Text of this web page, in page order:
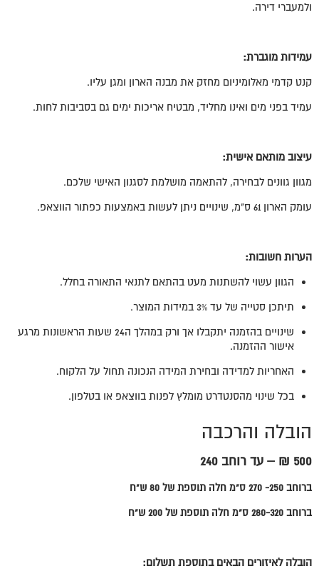
ולמעברי דירה.
עמידות מוגברת:
קנט קדמי מאלומיניום מחזק את מבנה הארון ומגן עליו.
עמיד בפני מים ואינו מחליד, מבטיח אריכות ימים גם בסביבות לחות.
עיצוב מותאם אישית:
מגוון גוונים לבחירה, להתאמה מושלמת לסגנון האישי שלכם.
עומק הארון 61 ס"מ, שינויים ניתן לעשות באמצעות כפתור הווצאפ.
הערות חשובות:
הגוון עשוי להשתנות מעט בהתאם לתנאי התאורה בחלל.
תיתכן סטייה של עד 3% במידות המוצר.
שינויים בהזמנה יתקבלו אך ורק במהלך ה24 שעות הראשונות מרגע
אישור ההזמנה.
האחריות למדידה ובחירת המידה הנכונה תחול על הלקוח.
בכל שינוי מהסנטדרט מומלץ לפנות בווצאפ או בטלפון.
הובלה והרכבה
500 ₪ – עד רוחב 240
ברוחב 250- 270 ס"מ חלה תוספת של 80 ש"ח
ברוחב 280-320 ס"מ חלה תוספת של 200 ש"ח
הובלה לאיזורים הבאים בתוספת תשלום: